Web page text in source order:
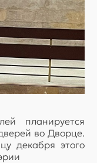
планируется
во Дворце.
декабря этого